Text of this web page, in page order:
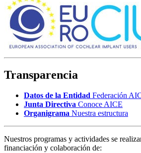
Transparencia
Datos de la Entidad Federación
Junta Directiva Conoce AICE
Organigrama Nuestra estructura
Nuestros programas y actividades se
financiación y colaboración de: